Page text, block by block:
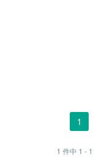
1
1 件中 1 - 1